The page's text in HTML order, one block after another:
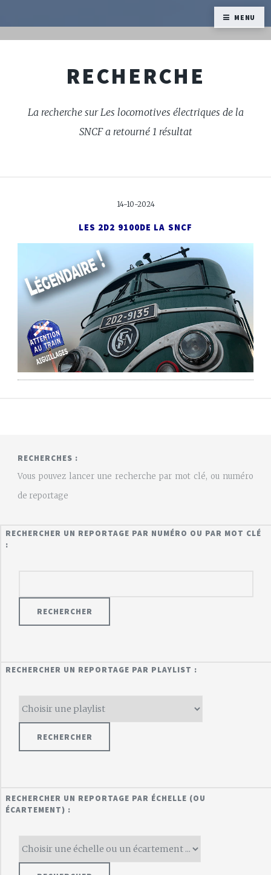
RECHERCHE
La recherche sur Les locomotives électriques de la
SNCF a retourné 1 résultat
14-10-2024
LES 2D2 9100DE LA SNCF
RECHERCHES :
Vous pouvez lancer une recherche par mot clé, ou numéro
de reportage
RECHERCHER UN REPORTAGE PAR NUMÉRO OU PAR MOT CLÉ
:
RECHERCHER UN REPORTAGE PAR PLAYLIST :
RECHERCHER UN REPORTAGE PAR ÉCHELLE (OU
ÉCARTEMENT) :
MENU